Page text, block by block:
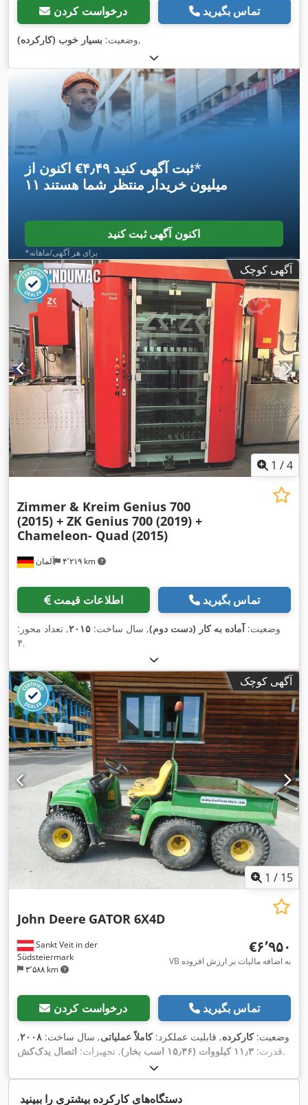
درخواست کردن تماس بگیرید
وضعیت: بسیار خوب (کارکرده) ,
اکنون از ‎€۴٫۴۹ ثبت آگهی کنید*
۱۱ میلیون خریدار منتظر شما هستند
اکنون آگهی ثبت کنید
*برای هر آگهی/ماهانه
آگهی کوچک
1 /4
آلمان ۴٬۲۱۹ km
Zimmer & Kreim Genius 700
(2015) + ZK Genius 700 (2019) +
Chameleon- Quad (2015)
اطلاعات قیمت تماس بگیرید
وضعیت: آماده به کار (دست دوم), سال ساخت: ۲۰۱۵, تعداد محور:
۴,
آگهی کوچک
1 / 15
Sankt Veit in der
Südsteiermark
۳٬۵۸۸ km
John Deere GATOR 6X4D
‎€۶٬۹۵۰
VB به اضافه مالیات بر ارزش افزوده
درخواست کردن تماس بگیرید
وضعیت:کارکرده, قابلیت عملکرد:کاملاً عملیاتی, سال ساخت: ۲۰۰۸,
قدرت: ۱۱٫۳ کیلووات (۱۵٫۳۶ اسب بخار) , تجهیزات: اتصال یدک‌کش ,
دستگاه‌های کارکرده بیشتری را ببینید